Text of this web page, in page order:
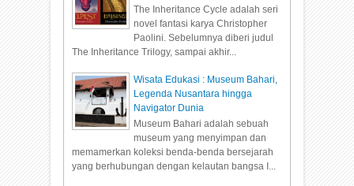
The Inheritance Cycle adalah seri
novel fantasi karya Christopher
Paolini. Sebelumnya diberi judul
The Inheritance Trilogy, sampai akhir...
Wisata Edukasi : Museum Bahari,
Legenda Nusantara hingga
Navigator Dunia
Museum Bahari adalah sebuah
museum yang menyimpan dan
memamerkan koleksi benda-benda bersejarah
yang berhubungan dengan kelautan bangsa I...